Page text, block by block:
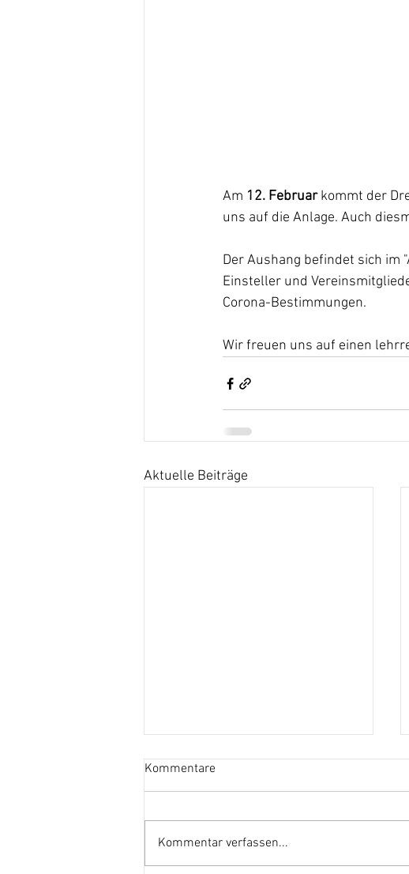
Am 12. Februar kommt der
uns auf die Anlage. Auch
Der Aushang befindet sich im
Einsteller und
Corona-Bestimmungen.
Wir freuen uns auf einen
Aktuelle Beiträge
Kommentare
Kommentar verfassen...